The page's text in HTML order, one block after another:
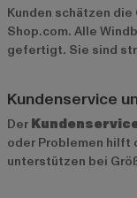
Kunden schätzen die
Shop.com. Alle
gefertigt. Sie sind
Kundenservice
Der
oder Problemen hilft
unterstützen bei